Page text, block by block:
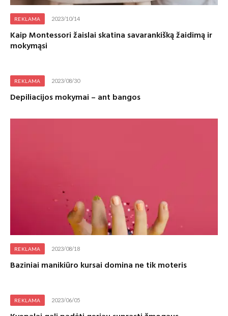
REKLAMA 2023/10/14
Kaip Montessori žaislai skatina savarankišką žaidimą ir
mokymąsi
REKLAMA 2023/08/30
Depiliacijos mokymai – ant bangos
REKLAMA 2023/08/18
Baziniai manikiūro kursai domina ne tik moteris
REKLAMA 2023/06/05